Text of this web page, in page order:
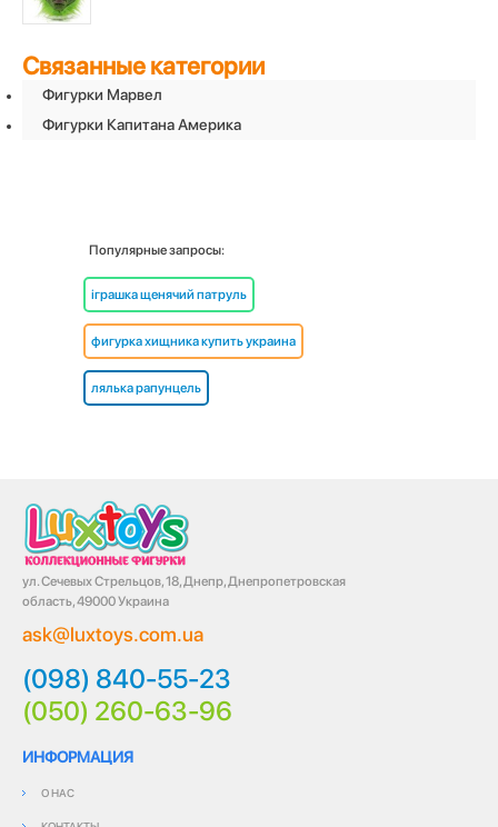
Связанные категории
Фигурки Марвел
Фигурки Капитана Америка
Популярные запросы:
іграшка щенячий патруль
фигурка хищника купить украина
лялька рапунцель
ул. Сечевых Стрельцов, 18, Днепр, Днепропетровская
область, 49000 Украина
ask@luxtoys.com.ua
(098) 840-55-23
(050) 260-63-96
ИНФОРМАЦИЯ
О НАС